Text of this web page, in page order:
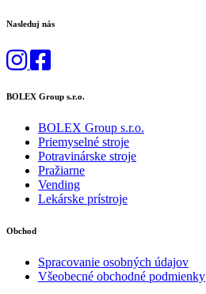
Nasleduj nás
BOLEX Group s.r.o.
BOLEX Group s.r.o.
Priemyselné stroje
Potravinárske stroje
Pražiarne
Vending
Lekárske prístroje
Obchod
Spracovanie osobných údajov
Všeobecné obchodné podmienky